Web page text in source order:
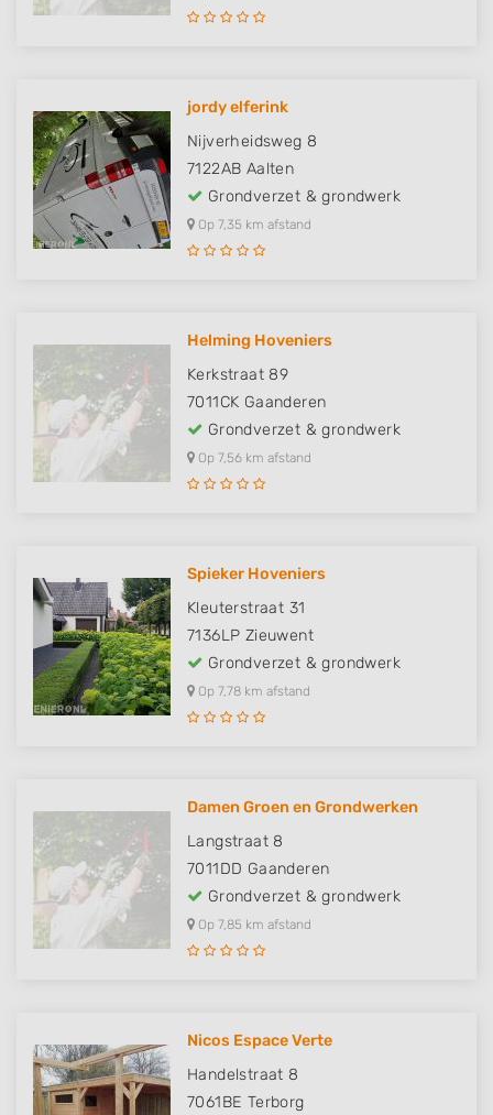
jordy elferink
Nijverheidsweg 8
7122AB Aalten
Grondverzet & grondwerk
Op 7,35 km afstand
Helming Hoveniers
Kerkstraat 89
7011CK Gaanderen
Grondverzet & grondwerk
Op 7,56 km afstand
Spieker Hoveniers
Kleuterstraat 31
7136LP Zieuwent
Grondverzet & grondwerk
Op 7,78 km afstand
Damen Groen en Grondwerken
Langstraat 8
7011DD Gaanderen
Grondverzet & grondwerk
Op 7,85 km afstand
Nicos Espace Verte
Handelstraat 8
7061BE Terborg